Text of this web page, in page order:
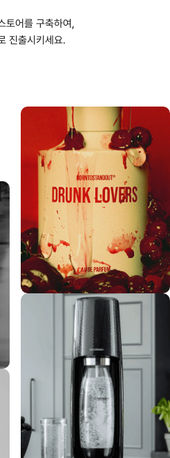
토어를 구축하여,
진출시키세요.
BORNTOSTANDOUT